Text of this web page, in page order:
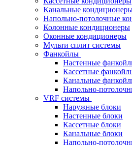
Канальные
Напольно-потолочные
Колонные кондиционеры
Оконные кондиционеры
Мульти сплит системы
Фанкойлы
Настенные
Кассетные
Канальные
Напольно-
VRF системы
Наружные блоки
Настенные блоки
Кассетные блоки
Канальные блоки
Напольно-